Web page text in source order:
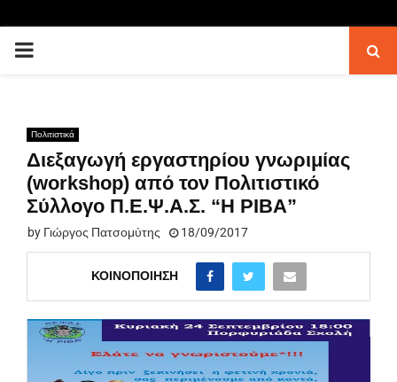
PRIMARY
Πολιτιστικά
Διεξαγωγή εργαστηρίου γνωριμίας
(workshop) από τον Πολιτιστικό
Σύλλογο Π.Ε.Ψ.Α.Σ. “Η ΡΙΒΑ”
by Γιώργος Πατσομύτης 18/09/2017
ΚΟΙΝΟΠΟΊΗΣΗ